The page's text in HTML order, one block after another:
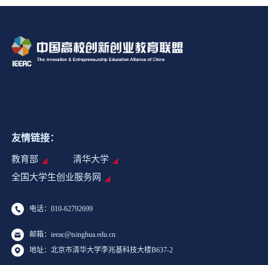
友情链接：
教育部
清华大学
全国大学生创业服务网
电话：010-62792699
邮箱：ieeac@tsinghua.edu.cn
地址：北京市清华大学李兆基科技大楼B637-2